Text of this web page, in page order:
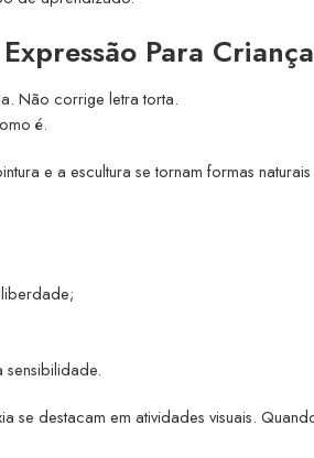
Para
Não corrige letra torta.
é.
e a escultura se tornam formas
liberdade;
se destacam em atividades visuais.